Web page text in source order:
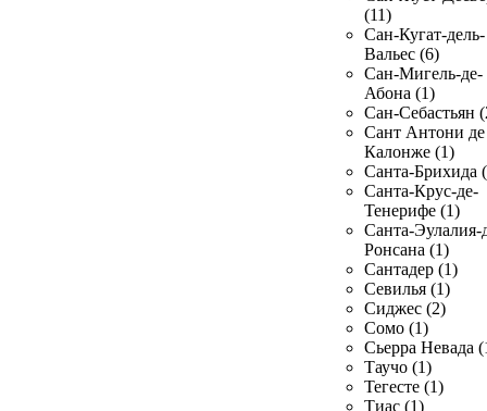
(11)
Сан-Кугат-дель-
Вальес (6)
Сан-Мигель-де-
Абона (1)
Сан-Себастьян
Сант Антони де
Калонже (1)
Санта-Брихида
Санта-Крус-де-
Тенерифе (1)
Санта-Эулалия-
Ронсана (1)
Сантадер (1)
Севилья (1)
Сиджес (2)
Сомо (1)
Сьерра Невада
Таучо (1)
Тегесте (1)
Тиас (1)